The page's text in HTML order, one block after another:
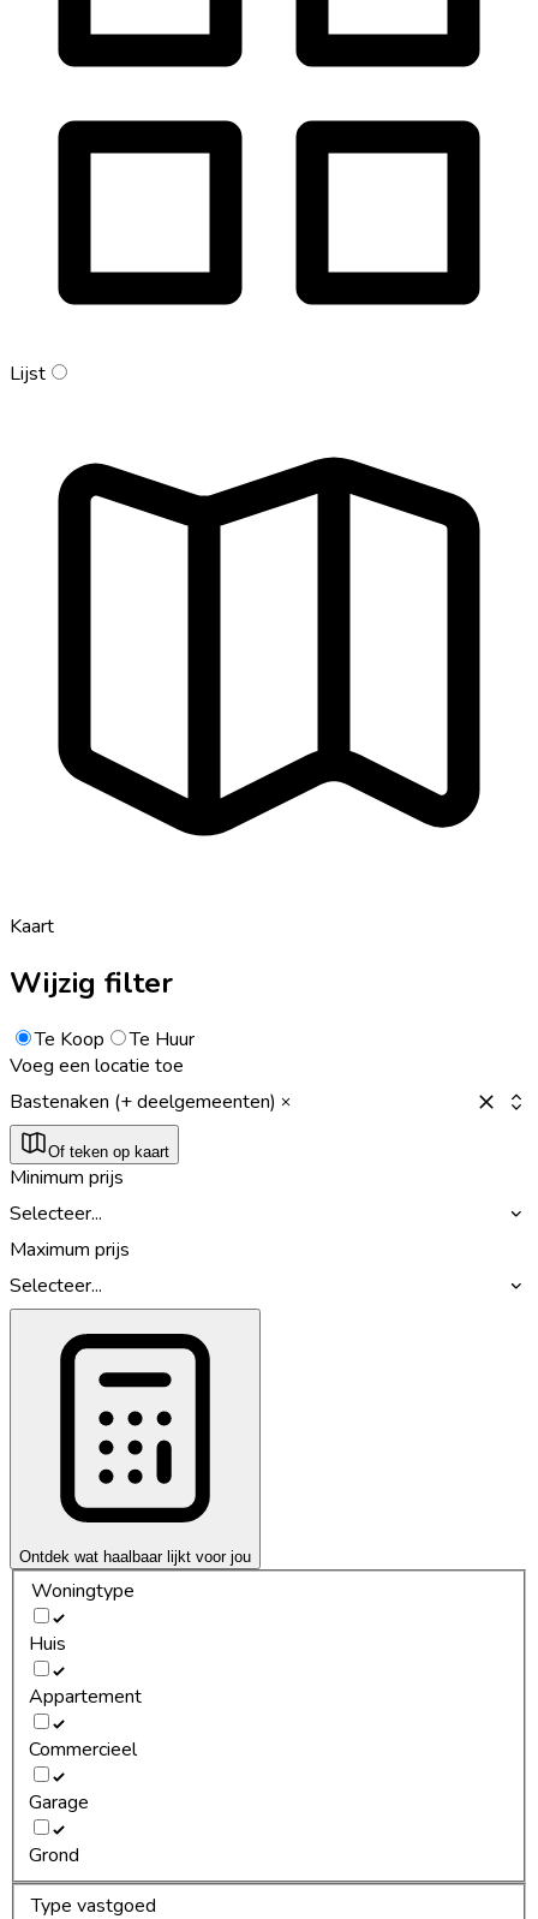
Lijst
Kaart
Wijzig filter
Te Koop
Te Huur
Voeg een locatie toe
Bastenaken (+ deelgemeenten)
Of teken op kaart
Minimum prijs
Selecteer...
Maximum prijs
Selecteer...
Ontdek wat haalbaar lijkt voor jou
Woningtype
Huis
Appartement
Commercieel
Garage
Grond
Type vastgoed